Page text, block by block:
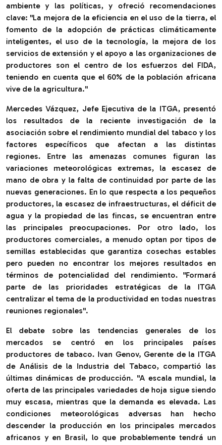
ambiente y las políticas, y ofreció recomendaciones
clave: "La mejora de la eficiencia en el uso de la tierra, el
fomento de la adopción de prácticas climáticamente
inteligentes, el uso de la tecnología, la mejora de los
servicios de extensión y el apoyo a las organizaciones de
productores son el centro de los esfuerzos del FIDA,
teniendo en cuenta que el 60% de la población africana
vive de la agricultura."
Mercedes Vázquez, Jefe Ejecutiva de la ITGA, presentó
los resultados de la reciente investigación de la
asociación sobre el rendimiento mundial del tabaco y los
factores específicos que afectan a las distintas
regiones. Entre las amenazas comunes figuran las
variaciones meteorológicas extremas, la escasez de
mano de obra y la falta de continuidad por parte de las
nuevas generaciones. En lo que respecta a los pequeños
productores, la escasez de infraestructuras, el déficit de
agua y la propiedad de las fincas, se encuentran entre
las principales preocupaciones. Por otro lado, los
productores comerciales, a menudo optan por tipos de
semillas establecidas que garantiza cosechas estables
pero pueden no encontrar los mejores resultados en
términos de potencialidad del rendimiento. "Formará
parte de las prioridades estratégicas de la ITGA
centralizar el tema de la productividad en todas nuestras
reuniones regionales".
El debate sobre las tendencias generales de los
mercados se centró en los principales países
productores de tabaco. Ivan Genov, Gerente de la ITGA
de Análisis de la Industria del Tabaco, compartió las
últimas dinámicas de producción. "A escala mundial, la
oferta de las principales variedades de hoja sigue siendo
muy escasa, mientras que la demanda es elevada. Las
condiciones meteorológicas adversas han hecho
descender la producción en los principales mercados
africanos y en Brasil, lo que probablemente tendrá un